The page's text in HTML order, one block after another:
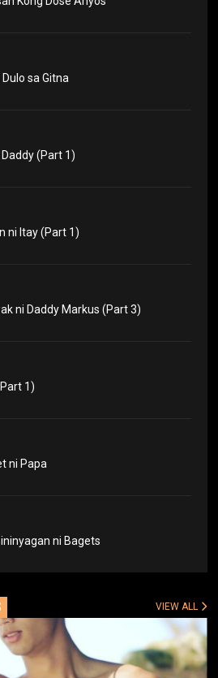
Dulo sa Gitna
(Part 1)
ni Itay (Part 1)
ni Daddy Markus (Part 3)
1)
ni Papa
ni Bagets
VIEW ALL